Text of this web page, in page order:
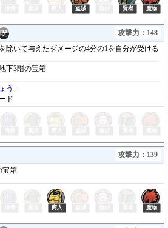
呪 攻撃力：148
除いて与えたダメージの4分の1を自分が受ける
下3階の宝箱
う
ド
攻撃力：139
宝箱